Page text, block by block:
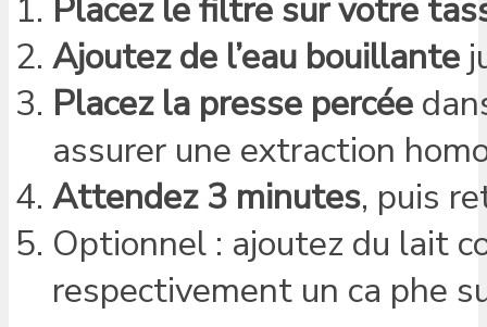
Placez le filtre sur votre
Ajoutez de l’eau bouillante
Placez la presse percée
assurer une extraction
Attendez 3 minutes, puis
Optionnel : ajoutez du lait
respectivement un ca phe